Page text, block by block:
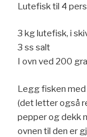
Lutefisk til 4
3 kg lutefisk, i
3 ss salt
I ovn ved 200
Legg fisken med
(det letter også
pepper og dekk
ovnen til den er